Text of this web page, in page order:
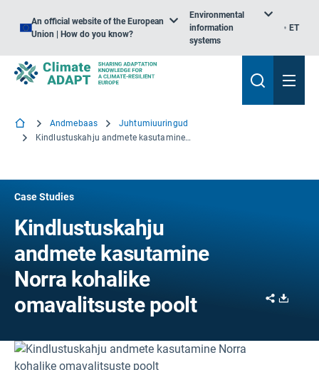
An official website of the European
Union | How do you know?
Environmental
information
systems
ET
Andmebaas
Juhtumiuuringud
Kindlustuskahju andmete kasutamine Norra kohalike omavalitsuste poolt
Case Studies
Kindlustuskahju
andmete kasutamine
Norra kohalike
omavalitsuste poolt
Share